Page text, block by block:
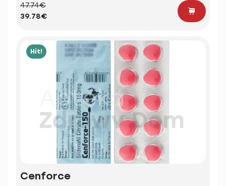
47.74€
39.78€
Hit!
Cenforce